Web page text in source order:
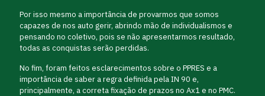
Por isso mesmo a importância de provarmos que somos
capazes de nos auto gerir, abrindo mão de individualismos e
pensando no coletivo, pois se não apresentarmos resultado,
todas as conquistas serão perdidas.
No fim, foram feitos esclarecimentos sobre o PPRES e a
importância de saber a regra definida pela IN 90 e,
principalmente, a correta fixação de prazos no Ax1 e no PMC.